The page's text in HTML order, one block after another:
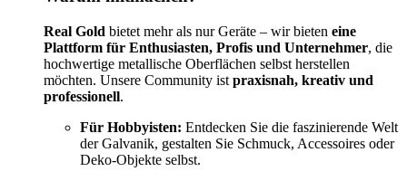
Real Gold bietet mehr als nur Geräte – wir bieten eine
Plattform für Enthusiasten, Profis und Unternehmer, die
hochwertige metallische Oberflächen selbst herstellen
möchten. Unsere Community ist praxisnah, kreativ und
professionell.
Für Hobbyisten: Entdecken Sie die faszinierende Welt
der Galvanik, gestalten Sie Schmuck, Accessoires oder
Deko-Objekte selbst.